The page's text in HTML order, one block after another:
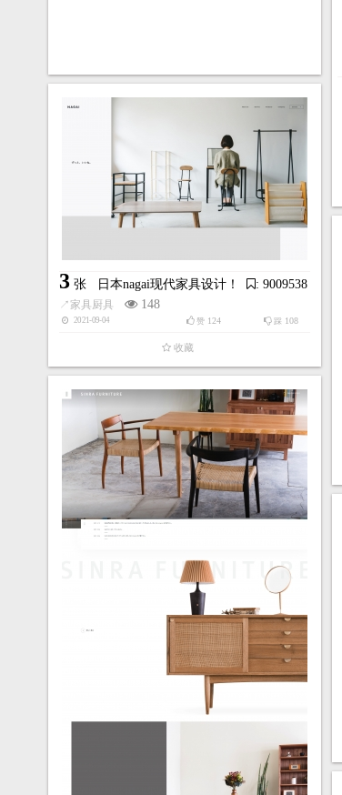
3 张 日本nagai现代家具设计！ : 9009538
↗家具厨具 148
2021-09-04 踩 108
赞 124
收藏